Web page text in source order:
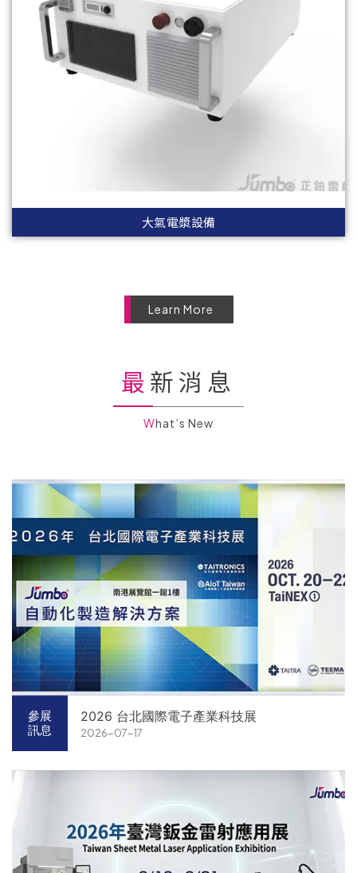
大氣電漿設備
Learn More
最新消息
What’s New
參展
訊息
2026 台北國際電子產業科技展
2026-07-17